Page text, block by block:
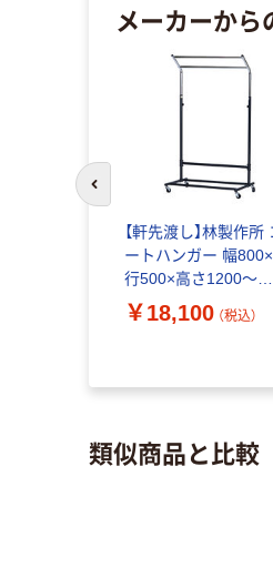
メーカーから
【軒先渡し】林製作所
ートハンガー 幅
行500×高さ1200～
1600mm ブラック×シ
バー 1台（直送品）
￥18,100 （税込）
前のスライドへ
類似商品と比較